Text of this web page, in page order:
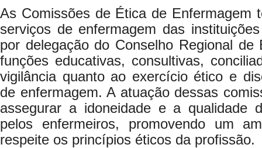
As Comissões de Ética de Enfermagem
serviços de enfermagem das
por delegação do Conselho Regional de
funções educativas, consultivas,
vigilância quanto ao exercício ético e
de enfermagem. A atuação dessas
assegurar a idoneidade e a qualidade
pelos enfermeiros, promovendo um
respeite os princípios éticos da profissão.